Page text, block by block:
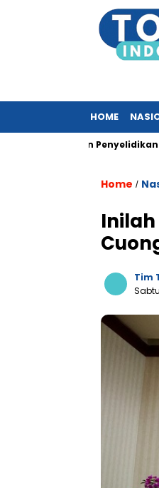
HOME
Lakukan Penyelidikan
Home /
Tim